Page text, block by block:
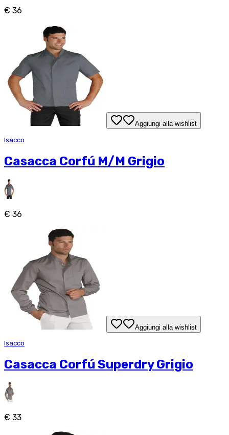
€ 36
Aggiungi alla wishlist
Isacco
Casacca Corfú M/M Grigio
€ 36
Aggiungi alla wishlist
Isacco
Casacca Corfú Superdry Grigio
€ 33